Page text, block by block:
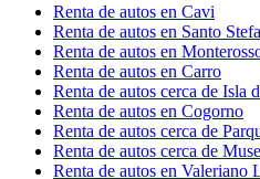
Renta de autos en Cavi
Renta de autos en Santo
Renta de autos en
Renta de autos en Carro
Renta de autos cerca de Isla
Renta de autos en Cogorno
Renta de autos cerca de
Renta de autos cerca de
Renta de autos en Valeriano